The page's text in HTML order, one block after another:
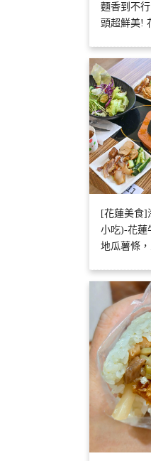
麵香到不
頭超鮮美!
[花蓮美食]
小吃)-花蓮
地瓜薯條